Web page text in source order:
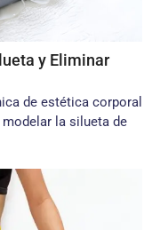
y Eliminar
de estética corporal
la silueta de